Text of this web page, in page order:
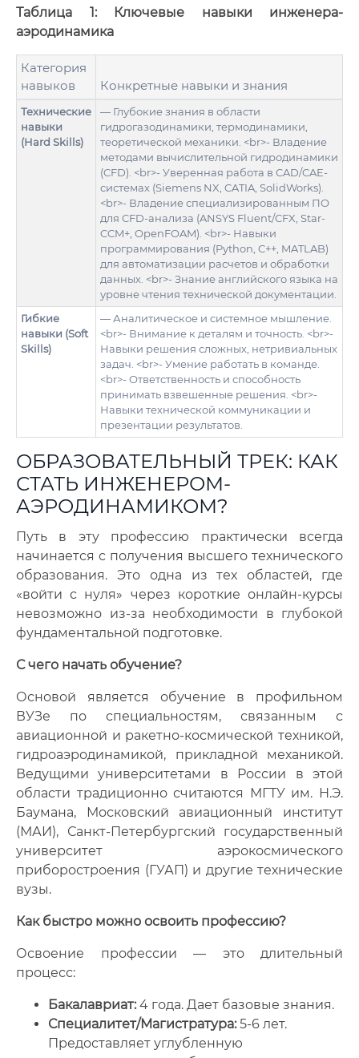
Таблица 1: Ключевые навыки инженера-
аэродинамика
Категория
навыков
Конкретные навыки и знания
Технические
навыки
(Hard Skills)
— Глубокие знания в области
гидрогазодинамики, термодинамики,
теоретической механики. <br>- Владение
методами вычислительной гидродинамики
(CFD). <br>- Уверенная работа в CAD/CAE-
системах (Siemens NX, CATIA, SolidWorks).
<br>- Владение специализированным ПО
для CFD-анализа (ANSYS Fluent/CFX, Star-
CCM+, OpenFOAM). <br>- Навыки
программирования (Python, C++, MATLAB)
для автоматизации расчетов и обработки
данных. <br>- Знание английского языка на
уровне чтения технической документации.
Гибкие
навыки (Soft
Skills)
— Аналитическое и системное мышление.
<br>- Внимание к деталям и точность. <br>-
Навыки решения сложных, нетривиальных
задач. <br>- Умение работать в команде.
<br>- Ответственность и способность
принимать взвешенные решения. <br>-
Навыки технической коммуникации и
презентации результатов.
ОБРАЗОВАТЕЛЬНЫЙ ТРЕК: КАК
СТАТЬ ИНЖЕНЕРОМ-
АЭРОДИНАМИКОМ?
Путь в эту профессию практически всегда
начинается с получения высшего технического
образования. Это одна из тех областей, где
«войти с нуля» через короткие онлайн-курсы
невозможно из-за необходимости в глубокой
фундаментальной подготовке.
С чего начать обучение?
Основой является обучение в профильном
ВУЗе по специальностям, связанным с
авиационной и ракетно-космической техникой,
гидроаэродинамикой, прикладной механикой.
Ведущими университетами в России в этой
области традиционно считаются МГТУ им. Н.Э.
Баумана, Московский авиационный институт
(МАИ), Санкт-Петербургский государственный
университет аэрокосмического
приборостроения (ГУАП) и другие технические
вузы.
Как быстро можно освоить профессию?
Освоение профессии — это длительный
процесс:
Бакалавриат:4 года. Дает базовые знания.
Специалитет/Магистратура:5-6 лет.
Предоставляет углубленную